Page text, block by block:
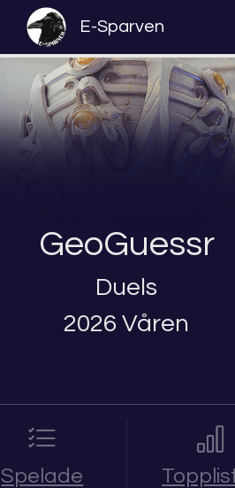
E-Sparven
GeoGuessr
Duels
2026 Våren
Spelade